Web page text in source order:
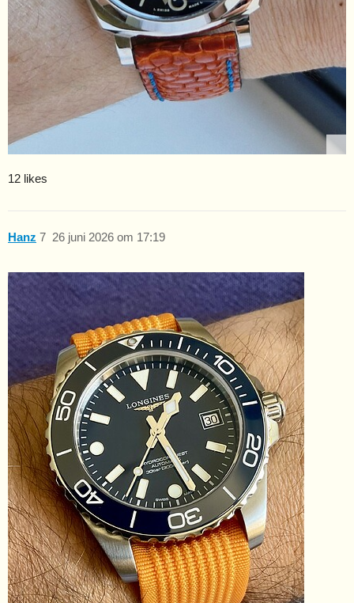
12 likes
Hanz 26 juni 2026 om 17:19
7